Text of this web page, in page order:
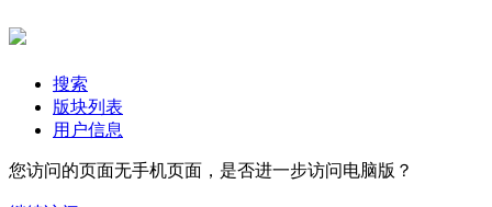
搜索
版块列表
用户信息
您访问的页面无手机页面，是否进一步访问电脑版？